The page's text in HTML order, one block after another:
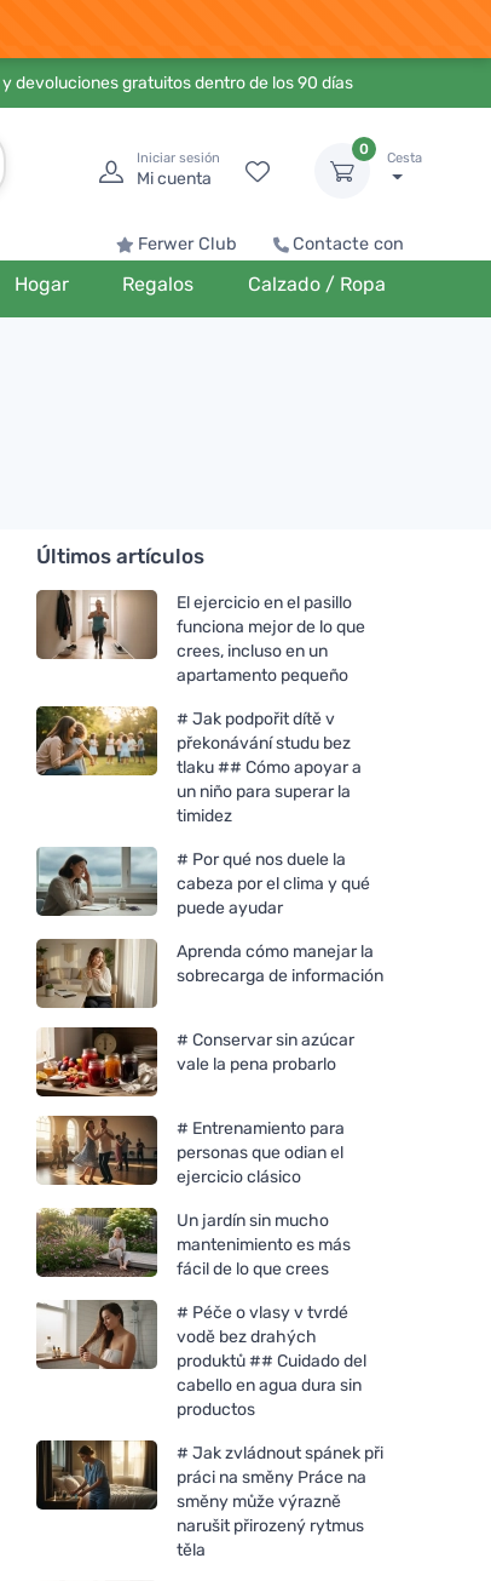
devoluciones gratuitos dentro de los 90 días
Iniciar sesión
Mi cuenta
0
Cesta
Ferwer Club Contacte con
Hogar Regalos Calzado / Ropa
Últimos artículos
El ejercicio en el pasillo
funciona mejor de lo que
crees, incluso en un
apartamento pequeño
# Jak podpořit dítě v
překonávání studu bez
tlaku ## Cómo apoyar a
un niño para superar la
timidez
# Por qué nos duele la
cabeza por el clima y qué
puede ayudar
Aprenda cómo manejar la
sobrecarga de información
# Conservar sin azúcar
vale la pena probarlo
# Entrenamiento para
personas que odian el
ejercicio clásico
Un jardín sin mucho
mantenimiento es más
fácil de lo que crees
# Péče o vlasy v tvrdé
vodě bez drahých
produktů ## Cuidado del
cabello en agua dura sin
productos
# Jak zvládnout spánek při
práci na směny Práce na
směny může výrazně
narušit přirozený rytmus
těla